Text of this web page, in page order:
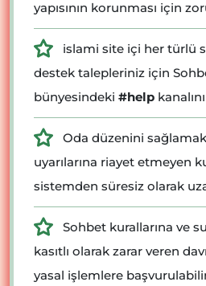
yapısının korunması için
islami site içi her türlü
destek talepleriniz için
bünyesindeki #help
Oda düzenini
uyarılarına riayet etmeyen
sistemden süresiz olarak
Sohbet kurallarına ve
kasıtlı olarak zarar veren
yasal işlemlere